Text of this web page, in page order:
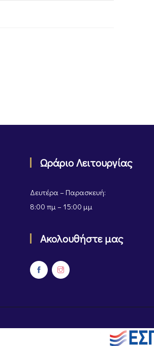
Ωράριο Λειτουργίας
Δευτέρα – Παρασκευή:
8:00 πμ – 15:00 μμ
Ακολουθήστε μας